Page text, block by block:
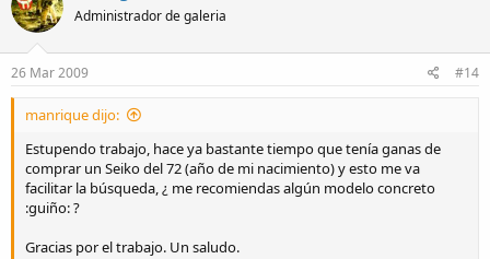
Administrador de galeria
26 Mar 2009 #14
manrique dijo:
Estupendo trabajo, hace ya bastante tiempo que tenía ganas de
comprar un Seiko del 72 (año de mi nacimiento) y esto me va
facilitar la búsqueda, ¿ me recomiendas algún modelo concreto
:guiño: ?
Gracias por el trabajo. Un saludo.